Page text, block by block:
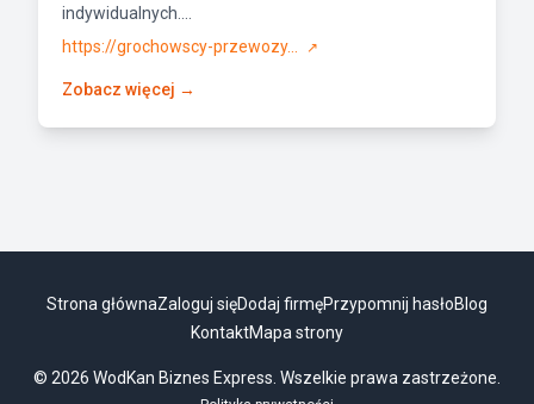
indywidualnych....
https://grochowscy-przewozy...
↗
Zobacz więcej →
Strona głównaZaloguj sięDodaj firmęPrzypomnij hasłoBlog
KontaktMapa strony
© 2026 WodKan Biznes Express. Wszelkie prawa zastrzeżone.